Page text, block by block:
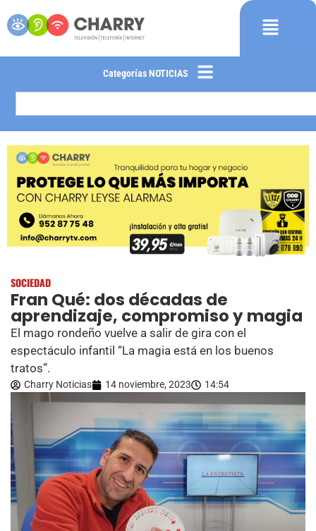
Categorías NOTICIAS
SOCIEDAD
Fran Qué: dos décadas de
aprendizaje, compromiso y magia
El mago rondeño vuelve a salir de gira con el
espectáculo infantil “La magia está en los buenos
tratos”.
Charry Noticias 14 noviembre, 2023 14:54